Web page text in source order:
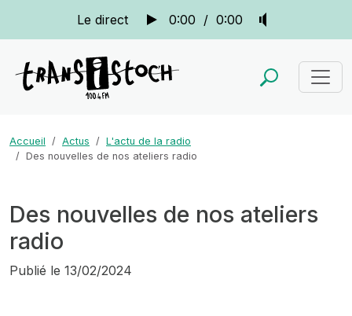
Le direct 0:00 / 0:00
Accueil Actus
L'actu de la radio
Des nouvelles de nos ateliers radio
Des nouvelles de nos ateliers
radio
Publié le 13/02/2024